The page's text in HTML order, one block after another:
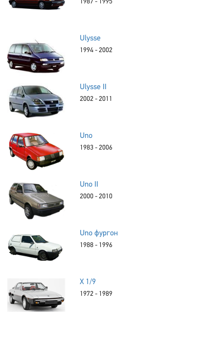
1987 - 1995
Ulysse
1994 - 2002
Ulysse II
2002 - 2011
Uno
1983 - 2006
Uno II
2000 - 2010
Uno фургон
1988 - 1996
X 1/9
1972 - 1989